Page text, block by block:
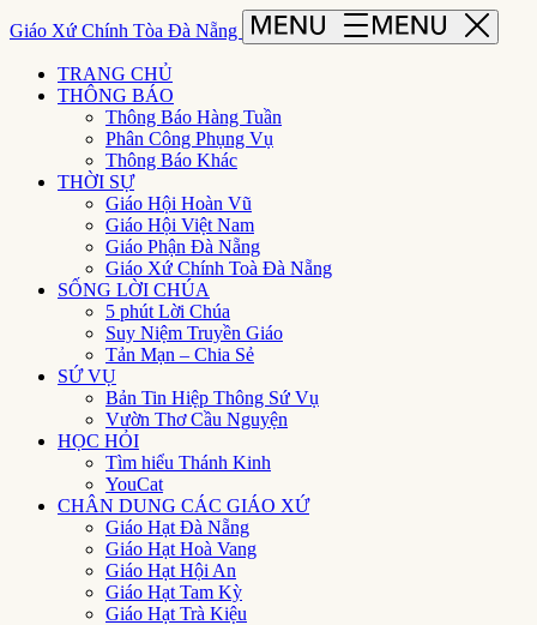
Giáo Xứ Chính Tòa Đà Nẵng
TRANG CHỦ
THÔNG BÁO
Thông Báo Hàng Tuần
Phân Công Phụng Vụ
Thông Báo Khác
THỜI SỰ
Giáo Hội Hoàn Vũ
Giáo Hội Việt Nam
Giáo Phận Đà Nẵng
Giáo Xứ Chính Toà Đà Nẵng
SỐNG LỜI CHÚA
5 phút Lời Chúa
Suy Niệm Truyền Giáo
Tản Mạn – Chia Sẻ
SỨ VỤ
Bản Tin Hiệp Thông Sứ Vụ
Vườn Thơ Cầu Nguyện
HỌC HỎI
Tìm hiểu Thánh Kinh
YouCat
CHÂN DUNG CÁC GIÁO XỨ
Giáo Hạt Đà Nẵng
Giáo Hạt Hoà Vang
Giáo Hạt Hội An
Giáo Hạt Tam Kỳ
Giáo Hạt Trà Kiệu